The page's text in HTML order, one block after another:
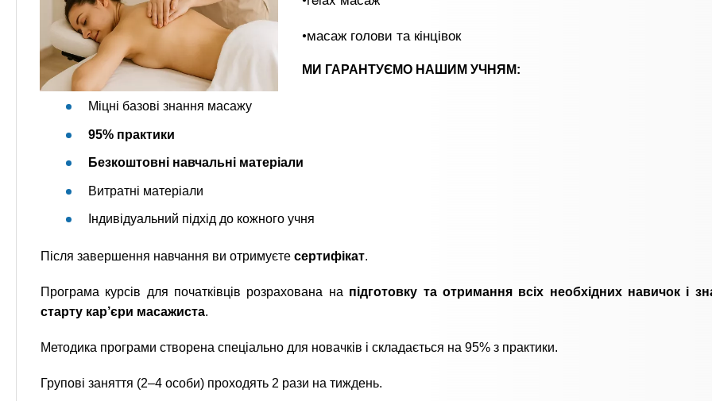
•масаж голови та кінцівок
МИ ГАРАНТУЄМО НАШИМ УЧНЯМ:
Міцні базові знання масажу
95% практики
Безкоштовні навчальні матеріали
Витратні матеріали
Індивідуальний підхід до кожного учня
Після завершення навчання ви отримуєте сертифікат.
Програма курсів для початківців розрахована на підготовку та отримання всіх необхідних навичок і
старту кар’єри масажиста.
Методика програми створена спеціально для новачків і складається на 95% з практики.
Групові заняття (2–4 особи) проходять 2 рази на тиждень.